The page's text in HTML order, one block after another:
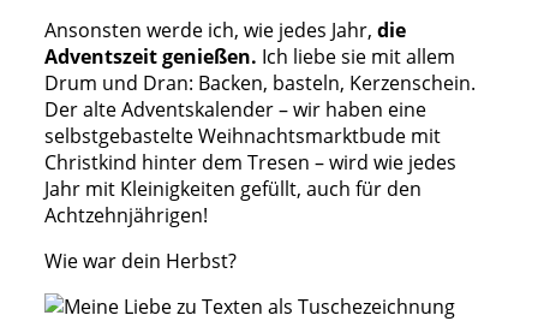
Ansonsten werde ich, wie jedes Jahr, die
Adventszeit genießen. Ich liebe sie mit allem
Drum und Dran: Backen, basteln, Kerzenschein.
Der alte Adventskalender – wir haben eine
selbstgebastelte Weihnachtsmarktbude mit
Christkind hinter dem Tresen – wird wie jedes
Jahr mit Kleinigkeiten gefüllt, auch für den
Achtzehnjährigen!
Wie war dein Herbst?